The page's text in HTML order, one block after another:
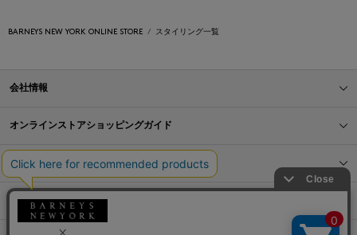
BARNEYS NEW YORK ONLINE STORE スタイリング一覧
会社情報
オンラインストアショッピングガイド
店舗情報
サービス